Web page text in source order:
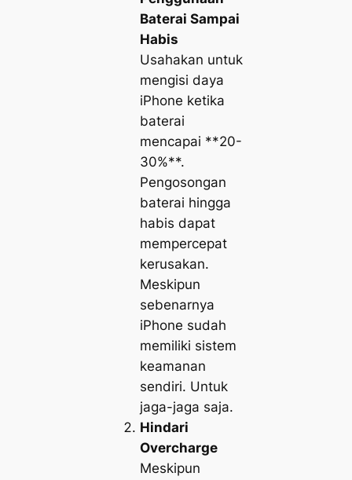
Baterai Sampai
Habis
Usahakan untuk
mengisi daya
iPhone ketika
baterai
mencapai **20-
30%**.
Pengosongan
baterai hingga
habis dapat
mempercepat
kerusakan.
Meskipun
sebenarnya
iPhone sudah
memiliki sistem
keamanan
sendiri. Untuk
jaga-jaga saja.
Hindari
Overcharge
Meskipun